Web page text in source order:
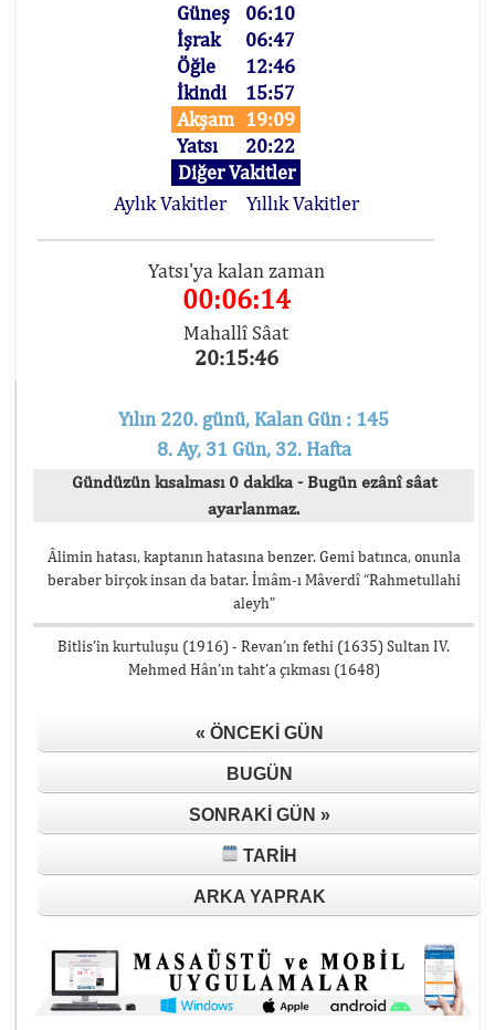
Güneş
06:10
İşrak
06:47
Öğle
12:46
İkindi
15:57
Akşam 19:09
Yatsı
20:22
Diğer Vakitler
Aylık Vakitler
Yıllık Vakitler
Yatsı'ya kalan zaman
00:06:14
Mahallî Sâat
20:15:46
Yılın 220. günü, Kalan Gün : 145
8. Ay, 31 Gün, 32. Hafta
Gündüzün kısalması 0 dakika - Bugün ezânî sâat
ayarlanmaz.
Âlimin hatası, kaptanın hatasına benzer. Gemi batınca, onunla
beraber birçok insan da batar. İmâm-ı Mâverdî “Rahmetullahi
aleyh”
Bitlis’in kurtuluşu (1916) - Revan’ın fethi (1635) Sultan IV.
Mehmed Hân’ın taht’a çıkması (1648)
« ÖNCEKI GÜN
BUGÜN
SONRAKI GÜN »
TARIH
ARKA YAPRAK